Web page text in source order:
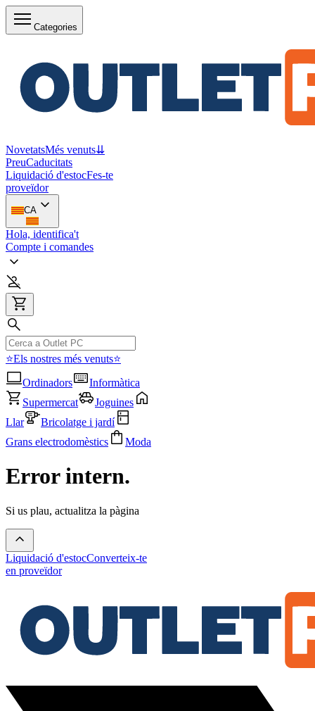
Categories
NovetatsMés venuts⇊
PreuCaducitats
Liquidació d'estocFes-te
proveïdor
CA
Hola, identifica't
Compte i comandes
⭐Els nostres més venuts⭐
Ordinadors
Informàtica
Supermercat
Joguines
Llar
Bricolatge i jardí
Grans electrodomèstics
Moda
Error intern.
Si us plau, actualitza la pàgina
Liquidació d'estocConverteix-te
en proveïdor